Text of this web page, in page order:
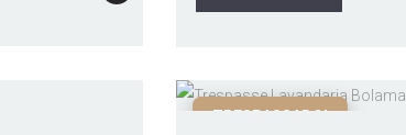
TRESPASSADO!